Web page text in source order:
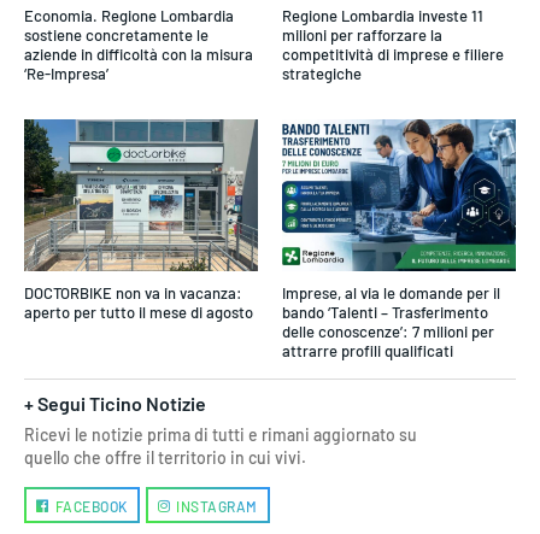
Economia. Regione Lombardia
sostiene concretamente le
aziende in difficoltà con la misura
‘Re-Impresa’
DOCTORBIKE non va in vacanza:
aperto per tutto il mese di agosto
Regione Lombardia investe 11
milioni per rafforzare la
competitività di imprese e filiere
strategiche
Imprese, al via le domande per il
bando ‘Talenti – Trasferimento
delle conoscenze’: 7 milioni per
attrarre profili qualificati
+ Segui Ticino Notizie
Ricevi le notizie prima di tutti e rimani aggiornato su
quello che offre il territorio in cui vivi.
FACEBOOK INSTAGRAM